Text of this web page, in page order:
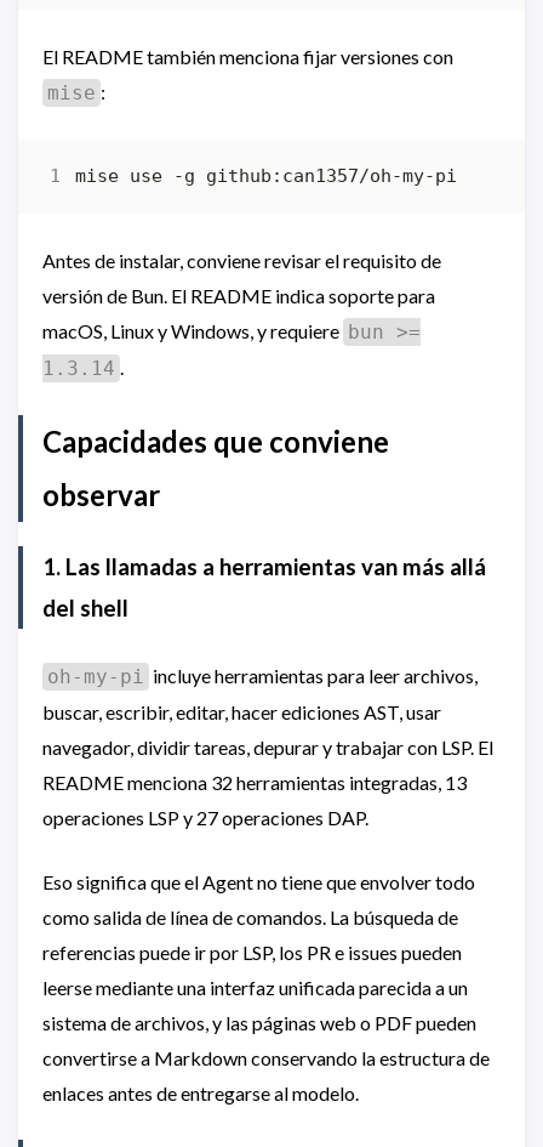
El README también menciona fijar versiones con
mise :
Antes de instalar, conviene revisar el requisito de
versión de Bun. El README indica soporte para
macOS, Linux y Windows, y requiere bun >=
1.3.14 .
Capacidades que conviene
observar
1. Las llamadas a herramientas van más allá
del shell
oh-my-pi incluye herramientas para leer archivos,
buscar, escribir, editar, hacer ediciones AST, usar
navegador, dividir tareas, depurar y trabajar con LSP. El
README menciona 32 herramientas integradas, 13
operaciones LSP y 27 operaciones DAP.
Eso significa que el Agent no tiene que envolver todo
como salida de línea de comandos. La búsqueda de
referencias puede ir por LSP, los PR e issues pueden
leerse mediante una interfaz unificada parecida a un
sistema de archivos, y las páginas web o PDF pueden
convertirse a Markdown conservando la estructura de
enlaces antes de entregarse al modelo.